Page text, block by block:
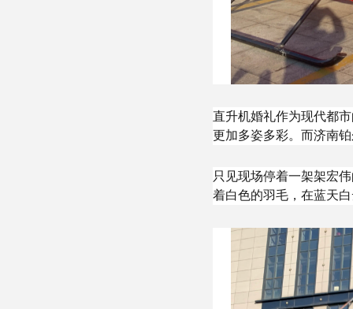
直升机婚礼作为现代都
更加多姿多彩。而济南
只见现场停着一架架宏
着白色的羽毛，在蓝天